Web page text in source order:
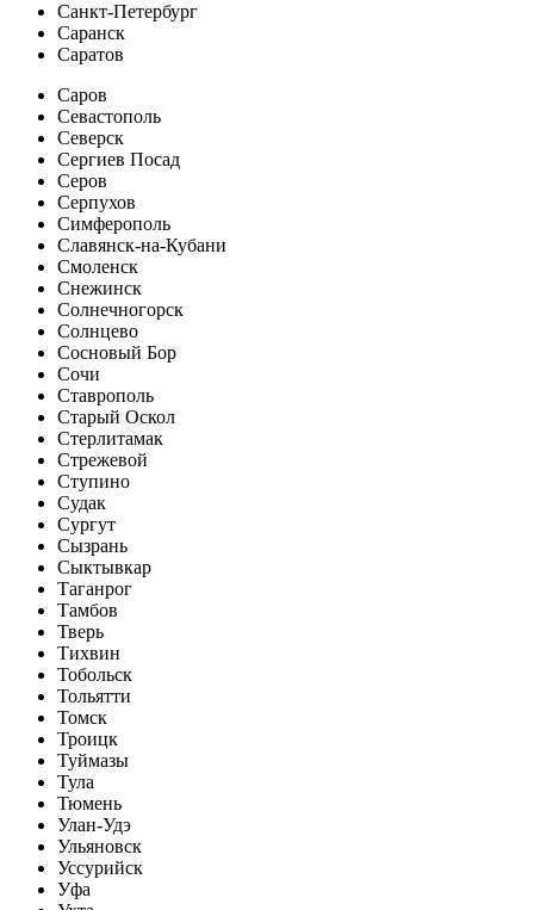
Санкт-Петербург
Саранск
Саратов
Саров
Севастополь
Северск
Сергиев Посад
Серов
Серпухов
Симферополь
Славянск-на-Кубани
Смоленск
Снежинск
Солнечногорск
Солнцево
Сосновый Бор
Сочи
Ставрополь
Старый Оскол
Стерлитамак
Стрежевой
Ступино
Судак
Сургут
Сызрань
Сыктывкар
Таганрог
Тамбов
Тверь
Тихвин
Тобольск
Тольятти
Томск
Троицк
Туймазы
Тула
Тюмень
Улан-Удэ
Ульяновск
Уссурийск
Уфа